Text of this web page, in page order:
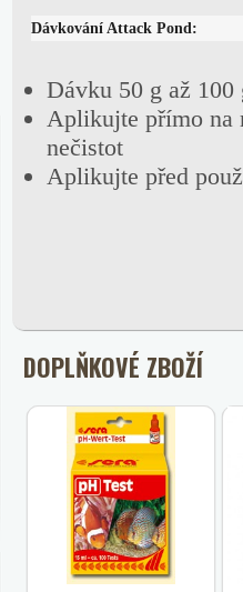
Dávkování Attack Pond:
Dávku 50 g až 100
Aplikujte přímo na
nečistot
Aplikujte před
DOPLŇKOVÉ ZBOŽÍ